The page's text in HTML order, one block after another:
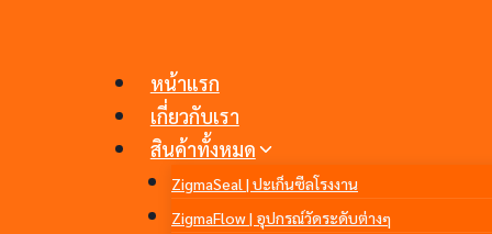
หน้าแรก
เกี่ยวกับเรา
สินค้าทั้งหมด
ZigmaSeal | ปะเก็นซีลโรงงาน
ZigmaFlow | อุปกรณ์วัดระดับต่างๆ